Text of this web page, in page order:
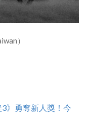
）
》勇奪新人獎！今